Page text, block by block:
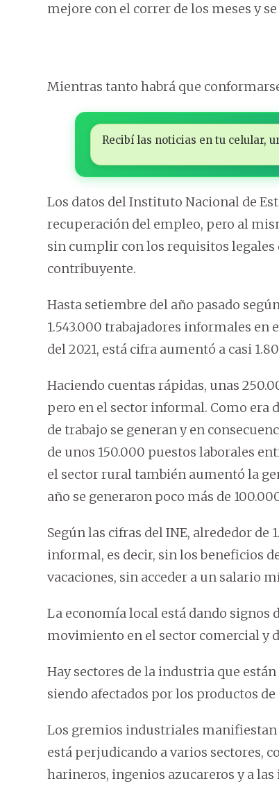
mejore con el correr de los meses y
Mientras tanto habrá que
Recibí las noticias en tu celular,
Los datos del Instituto Nacional de
recuperación del empleo, pero al
sin cumplir con los requisitos
contribuyente.
Hasta setiembre del año pasado
1.543.000 trabajadores informales en
del 2021, está cifra aumentó a casi
Haciendo cuentas rápidas, unas
pero en el sector informal. Como era
de trabajo se generan y en
de unos 150.000 puestos laborales
el sector rural también aumentó la
año se generaron poco más de
Según las cifras del INE, alrededor de
informal, es decir, sin los beneficios
vacaciones, sin acceder a un salario
La economía local está dando signos
movimiento en el sector comercial y
Hay sectores de la industria que
siendo afectados por los productos
Los gremios industriales
está perjudicando a varios sectores,
harineros, ingenios azucareros y a